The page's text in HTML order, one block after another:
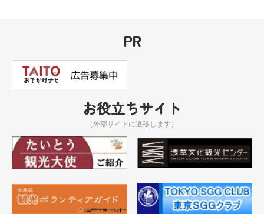
PR
お役立ちサイト
（外部サイトに遷移します）